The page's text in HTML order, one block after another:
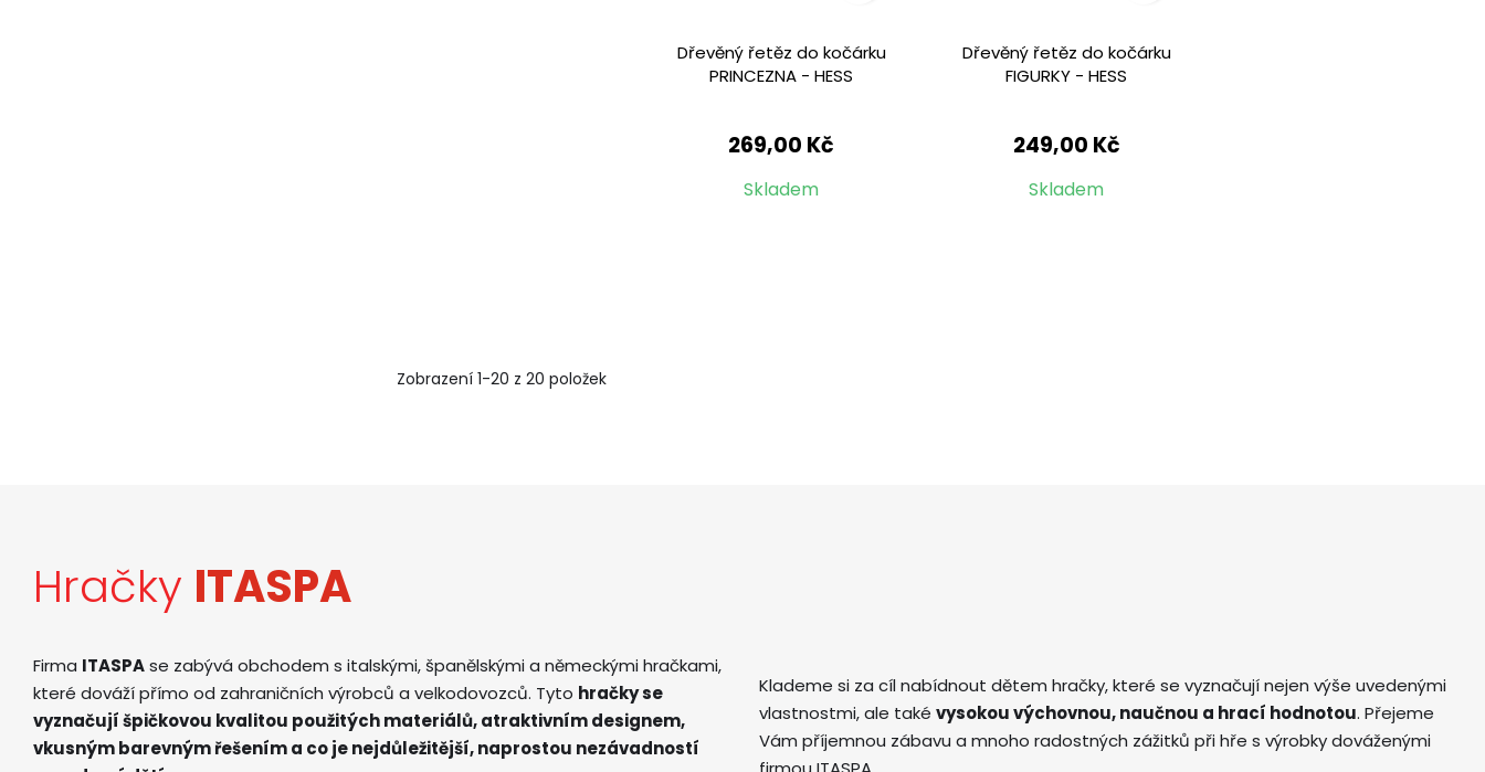
Dřevěný řetěz do kočárku
PRINCEZNA - HESS
269,00 Kč
Skladem
Dřevěný řetěz do kočárku
FIGURKY - HESS
249,00 Kč
Skladem
Zobrazení 1-20 z 20 položek
Hračky ITASPA
Firma ITASPAse zabývá obchodem s italskými, španělskými a německými hračkami,
které dováží přímo od zahraničních výrobců a velkodovozců. Tyto hračky se
vyznačují špičkovou kvalitou použitých materiálů, atraktivním designem,
vkusným barevným řešením a co je nejdůležitější, naprostou nezávadností
Klademe si za cíl nabídnout dětem hračky, které se vyznačují nejen výše uvedenými
vlastnostmi, ale také vysokou výchovnou, naučnou a hrací hodnotou. Přejeme
Vám příjemnou zábavu a mnoho radostných zážitků při hře s výrobky dováženými